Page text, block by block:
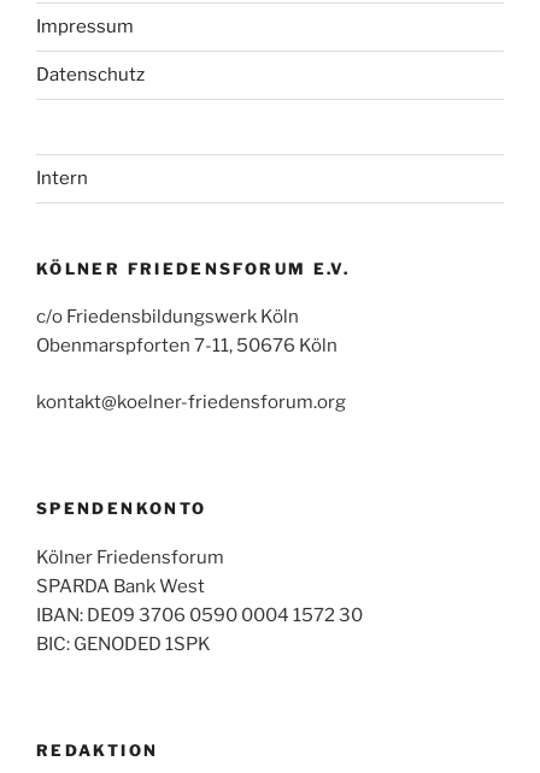
Impressum
Datenschutz
Intern
KÖLNER FRIEDENSFORUM E.V.
c/o Friedensbildungswerk Köln
Obenmarspforten 7-11, 50676 Köln
kontakt@koelner-friedensforum.org
SPENDENKONTO
Kölner Friedensforum
SPARDA Bank West
IBAN: DE09 3706 0590 0004 1572 30
BIC: GENODED 1SPK
REDAKTION